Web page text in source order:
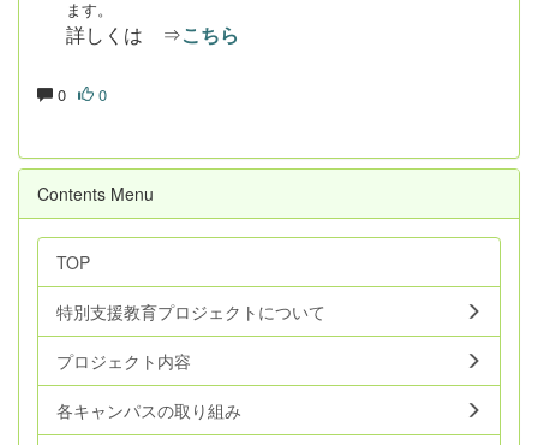
ます。
詳しくは ⇒こちら
0 0
Contents Menu
TOP
特別支援教育プロジェクトについて
プロジェクト内容
各キャンパスの取り組み